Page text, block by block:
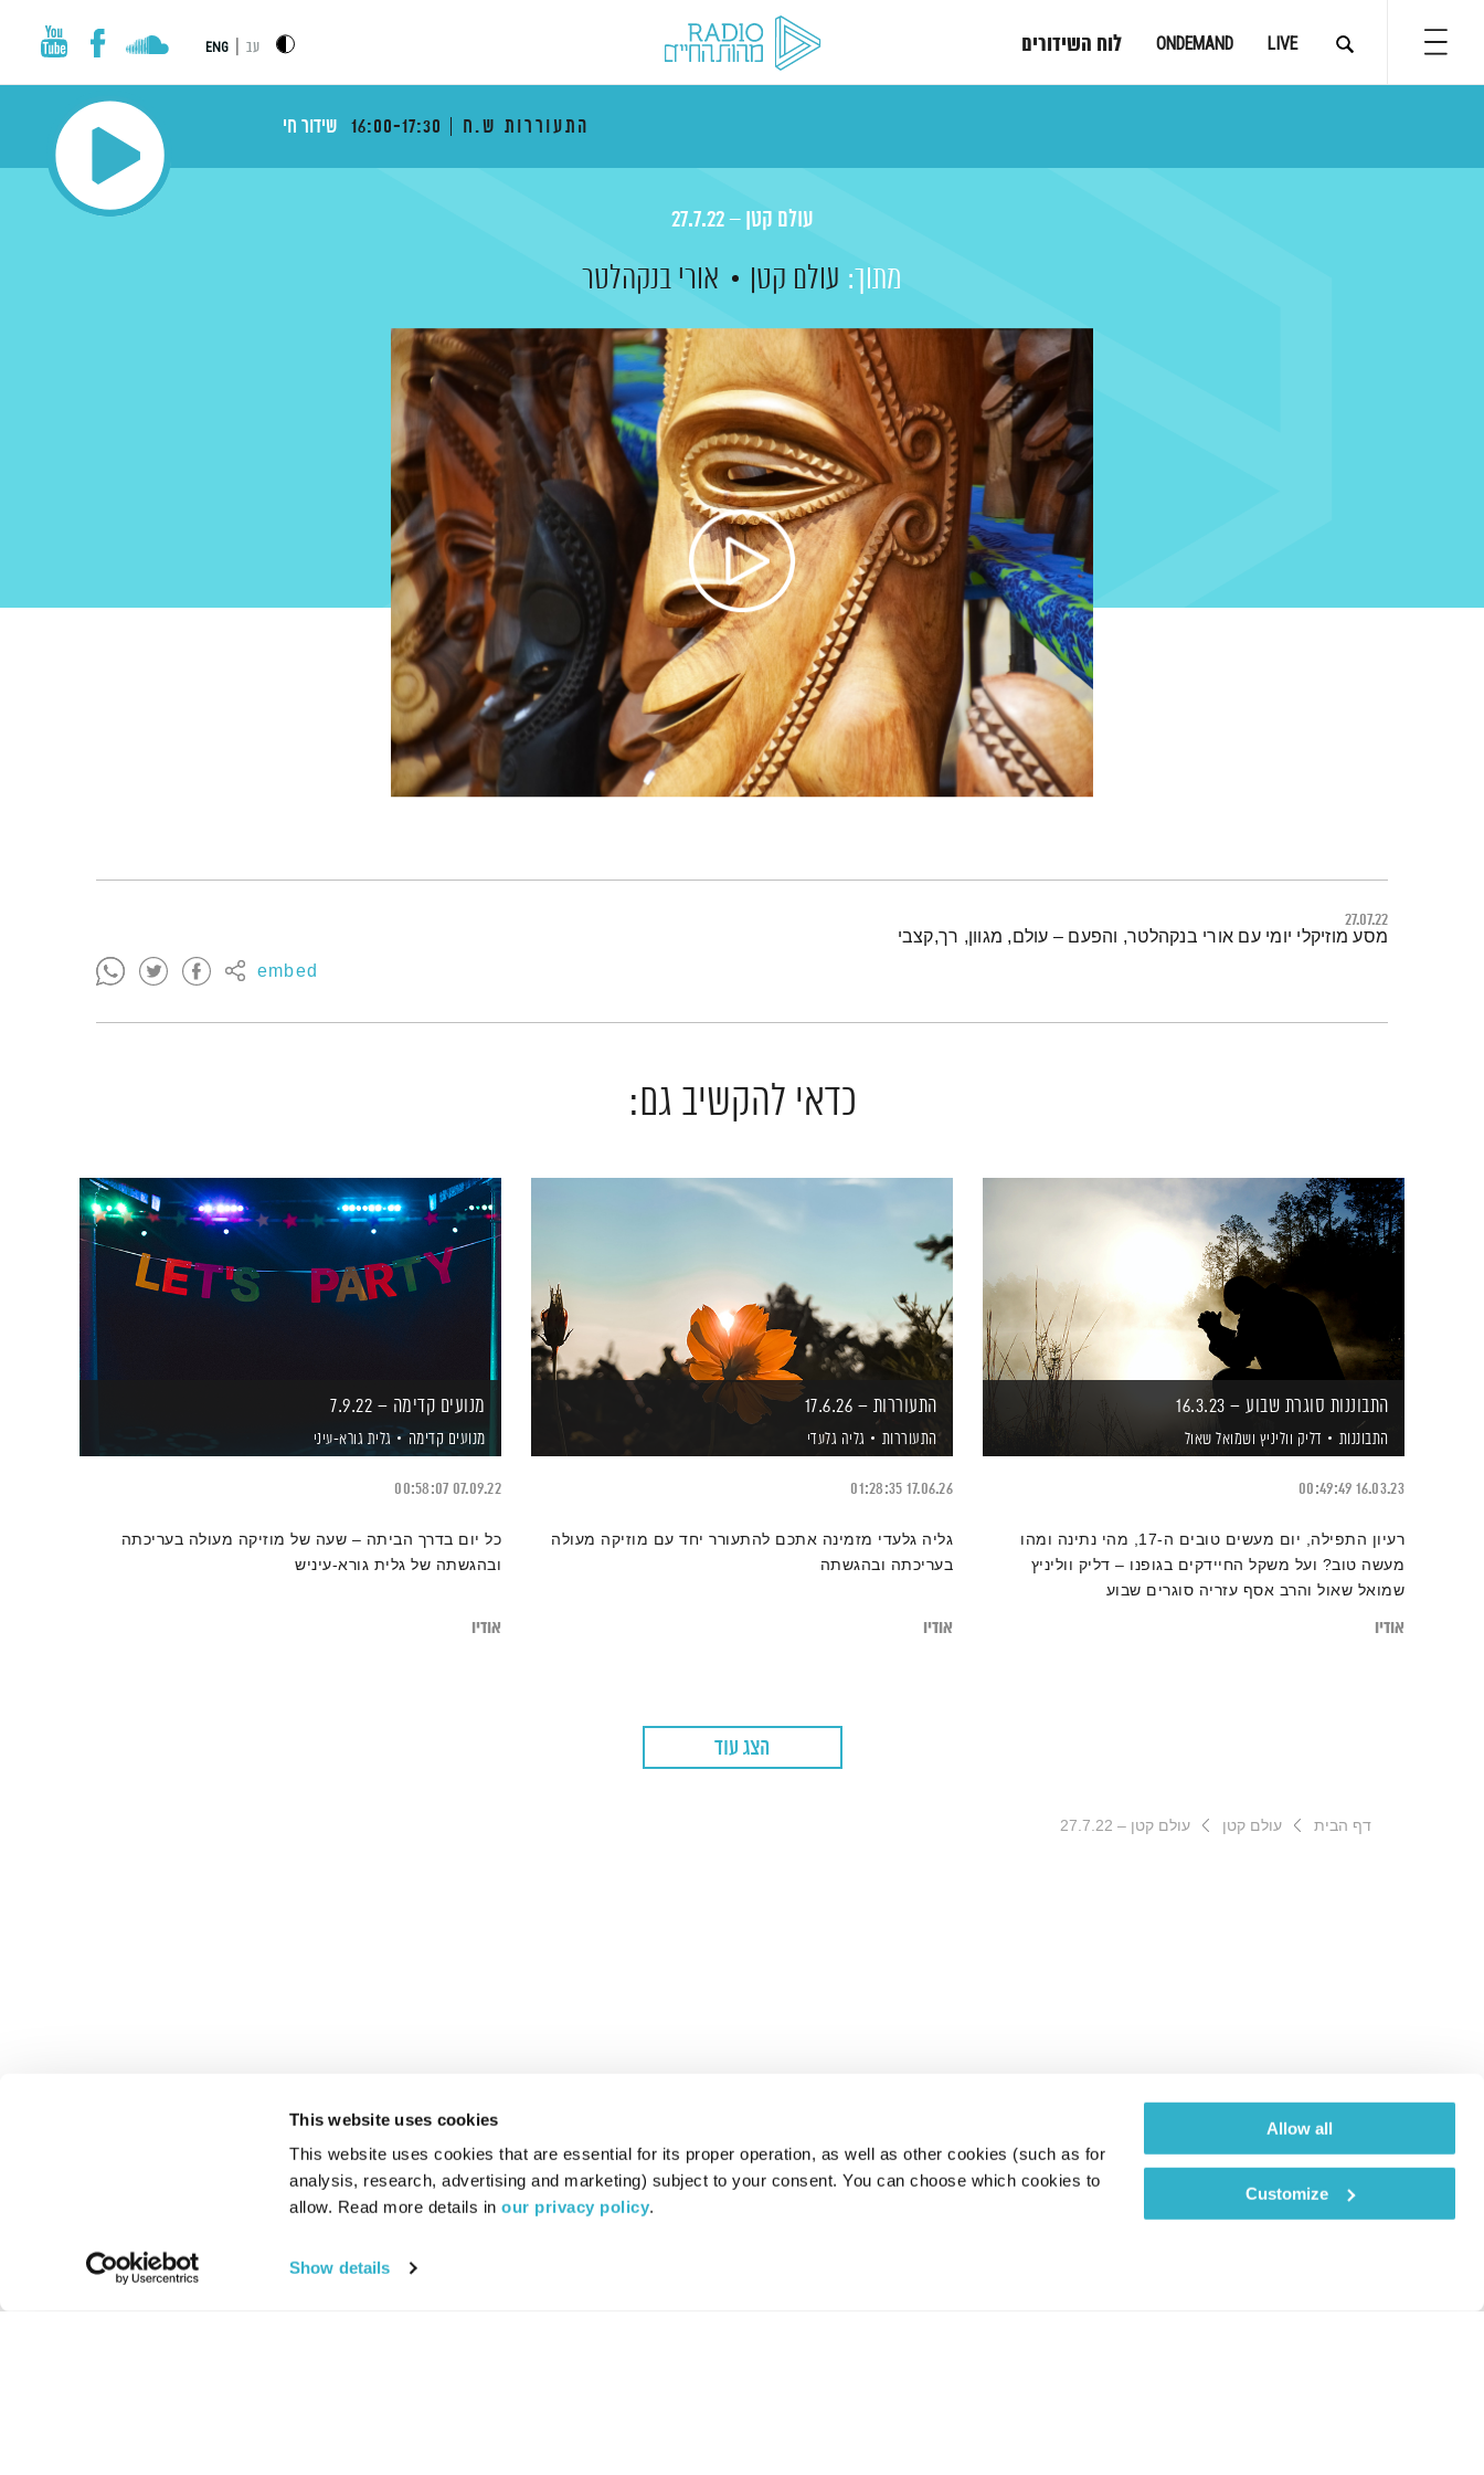
This website uses cookies
This website uses cookies that are essential for its proper operation, as well as other cookies (such as for
analysis, research, advertising and marketing) subject to your consent. You can choose which cookies to
allow. Read more details in our privacy policy.
Show details
Allow all
Customize
LIVE
ONDEMAND לוח השידורים עב ENG
התעוררות ש.ח 16:00-17:30 שידור חי
עולם קטן – 27.7.22
מתוך: עולם קטן אורי בנקהלטר
27.07.22
embed
תמצית הפודקאסט
מסע מוזיקלי יומי עם אורי בנקהלטר, והפעם – עולם, מגוון, רך,קצבי
כדאי להקשיב גם:
התבוננות סוגרת שבוע – 16.3.23
התבוננות דליק ווליניץ ושמואל שאול
16.03.23
00:49:49
רעיון התפילה, יום מעשים טובים ה-17, מהי נתינה ומהו
מעשה טוב? ועל משקל החיידקים בגופנו – דליק ווליניץ
שמואל שאול והרב אסף עזריה סוגרים שבוע
אודיו
התעוררות – 17.6.26
התעוררות גליה גלעדי
17.06.26
01:28:35
גליה גלעדי מזמינה אתכם להתעורר יחד עם מוזיקה מעולה
בעריכתה ובהגשתה
אודיו
מנועים קדימה – 7.9.22
מנועים קדימה גלית גורא-עיני
07.09.22
00:58:07
כל יום בדרך הביתה – שעה של מוזיקה מעולה בעריכתה
ובהגשתה של גלית גורא-עיניש
אודיו
הצג עוד
דף הבית עולם קטן עולם קטן – 27.7.22